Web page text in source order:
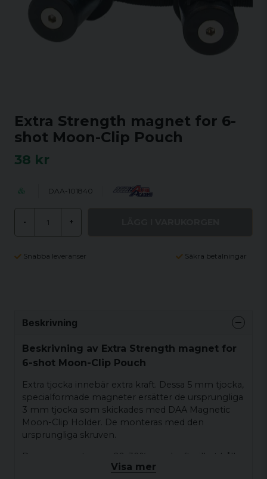
Extra Strength magnet for 6-
shot Moon-Clip Pouch
38 kr
DAA-101840
- +
Snabba leveranser Säkra betalningar
Beskrivning
Beskrivning av Extra Strength magnet for
6-shot Moon-Clip Pouch
Extra tjocka innebär extra kraft. Dessa 5 mm tjocka,
specialformade magneter ersätter de ursprungliga
3 mm tjocka som skickades med DAA Magnetic
Moon-Clip Holder. De monteras med den
ursprungliga skruven.
Dessa magneter ger 20-30% mer kraft, vilket håller
din moon clip ännu fastare på plats. Föredras av
Visa mer